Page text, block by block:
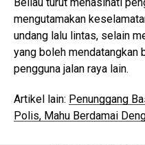
mengutamakan
undang lalu lintas, selain
yang boleh mendatangkan
pengguna jalan raya lain.
Artikel lain: Penunggang
Polis, Mahu Berdamai